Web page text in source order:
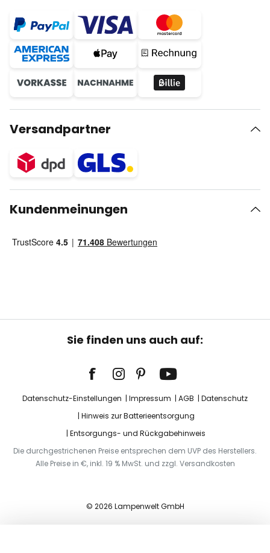
Versandpartner
Kundenmeinungen
Sie finden uns auch auf:
Datenschutz-Einstellungen Impressum AGB
Datenschutz
Hinweis zur Batterieentsorgung
Entsorgungs- und Rückgabehinweis
Die durchgestrichenen Preise entsprechen dem UVP des Herstellers.
Alle Preise in €, inkl. 19 % MwSt. und zzgl. Versandkosten
© 2026 Lampenwelt GmbH